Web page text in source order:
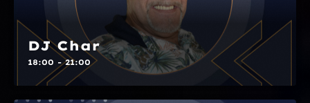
DJ Char
18:00 - 21:00